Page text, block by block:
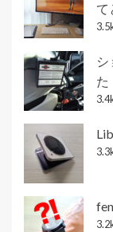
て
シ
た